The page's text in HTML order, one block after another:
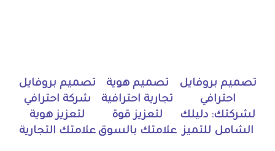
تصميم بروفايل
احترافي
لشركتك: دليلك
الشامل للتميز
تصميم هوية
تجارية احترافية
لتعزيز قوة
علامتك بالسوق
تصميم بروفايل
شركة احترافي
لتعزيز هوية
علامتك التجارية